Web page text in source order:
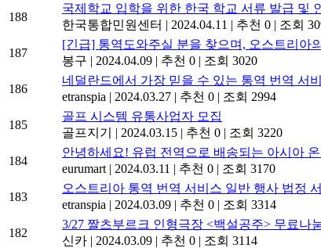
188
국제학교 입학을 위한 한국 학교 서류 발급 및
한국통합민원센터 | 2024.04.11 | 추천 0 | 조회
187
[긴급] 통역도와주실 분을 찾으며, 오스트리아
봉구 | 2024.04.09 | 추천 0 | 조회 3020
186
네덜란드에서 가장 믿을 수 있는 통역 번역 서
etranspia | 2024.03.27 | 추천 0 | 조회 2994
185
골프 시스템 유통사업자 모집
골프지기
| 2024.03.15 | 추천 0 | 조회 3220
184
안녕하세요! 유럽 ​​전역으로 배송되는 아시아
eurumart | 2024.03.11 | 추천 0 | 조회 3170
183
오스트리아 통역 번역 서비스 일반 행사 법정
etranspia | 2024.03.09 | 추천 0 | 조회 3314
182
3/27 짤츠부르크 인형극장 <백설공주> 무료나
신카 | 2024.03.09 | 추천 0 | 조회 3114